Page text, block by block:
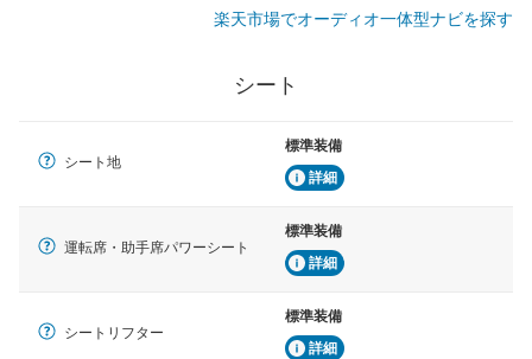
楽天市場でオーディオ一体型ナビを探す
シート
シート地
標準装備
詳細
運転席・助手席パワーシート
標準装備
詳細
シートリフター
標準装備
詳細